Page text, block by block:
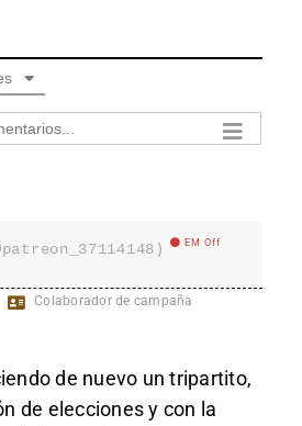
EM Off
Colaborador de campaña
de nuevo un tripartito,
de elecciones y con la